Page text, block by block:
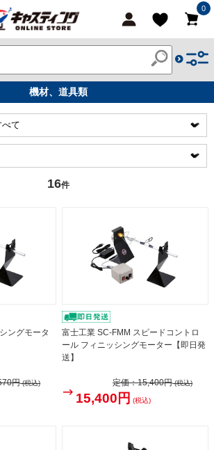
0
機材、道具類
16件
ングモータ
円(税込)
富士工業 SC-FMM スピードコントロ
ール フィニッシングモーター【即日発
送】
定価：15,400円(税込)
15,400円 (税込)